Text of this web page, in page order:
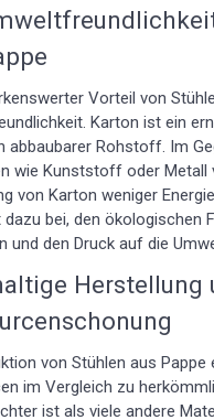
Vorteil von
Karton ist ein
abbaubarer Rohstoff. Im
wie Kunststoff oder Metall
von Karton weniger
dazu bei, den ökologischen
und den Druck auf die
Herstellung
von Stühlen aus
im Vergleich zu
ist als viele andere